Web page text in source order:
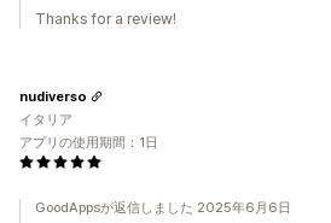
Thanks for a review!
nudiverso
イタリア
アプリの使用期間：1日
GoodAppsが返信しました 2025年6月6日